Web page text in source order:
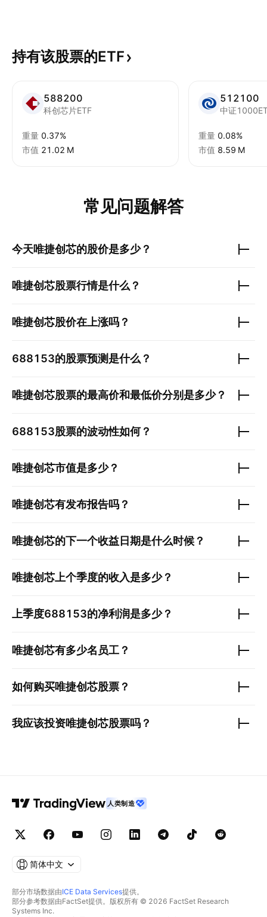
持有该股票的ETF
588200
科创芯片ETF
重量 0.37%
市值 ‪21.02 M‬
512100
中证
重量 0.08%
市值 ‪8.59 M‬
常见问题解答
今天唯捷创芯的股价是多少？
唯捷创芯股票行情是什么？
唯捷创芯股价在上涨吗？
688153的股票预测是什么？
唯捷创芯股票的最高价和最低价分别是多少？
688153股票的波动性如何？
唯捷创芯市值是多少？
唯捷创芯有发布报告吗？
唯捷创芯的下一个收益日期是什么时候？
唯捷创芯 上个季度的收入是多少？
上季度688153的净利润是多少？
唯捷创芯有多少名员工？
如何购买唯捷创芯股票？
我应该投资唯捷创芯股票吗？
人类制造
简体中文
部分市场数据由ICE Data Services提供。
部分参考数据由FactSet提供。版权所有 © 2026 FactSet Research
Systems Inc.